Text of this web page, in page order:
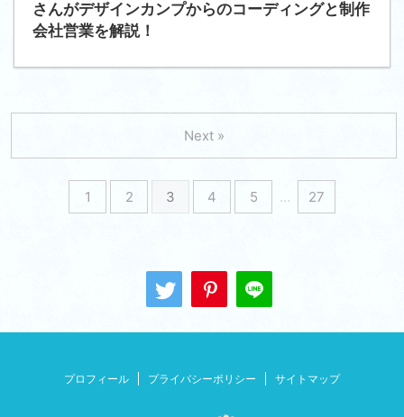
さんがデザインカンプからのコーディングと制作
会社営業を解説！
1 2 3 4 5 … 27
Next »
プロフィール プライバシーポリシー サイトマップ